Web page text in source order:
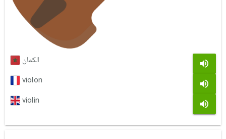
الكمان
violon
violin